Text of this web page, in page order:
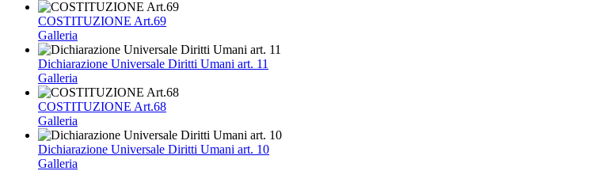
COSTITUZIONE Art.69
Galleria
Dichiarazione Universale Diritti Umani art. 11
Galleria
COSTITUZIONE Art.68
Galleria
Dichiarazione Universale Diritti Umani art. 10
Galleria